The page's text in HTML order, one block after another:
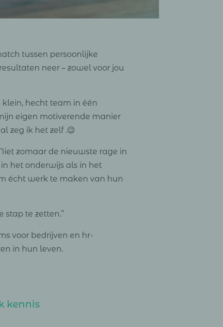
tussen persoonlijke
neer – zowel voor jou
hecht team in één
eigen motiverende manier
zeg ik het zelf .😉
zomaar de nieuwste rage in
het onderwijs als in het
écht werk te maken van hun
stap te zetten.”
voor bedrijven en hr-
in hun leven.
kennis